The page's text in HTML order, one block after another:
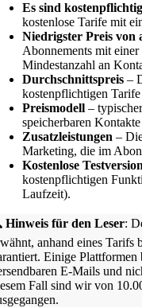
Es sind
kostenlose Tarife mit
Niedrigster Preis von
Abonnements mit
Mindestanzahl an
Durchschnittspreis –
kostenpflichtigen
Preismodell –
speicherbaren
Zusatzleistungen –
Marketing, die im
Kostenlose Testversion
kostenpflichtigen
Laufzeit).
Hinweis für den Leser:
anhand eines Tarifs
Einige Plattformen
E-Mails und
Fall sind wir von